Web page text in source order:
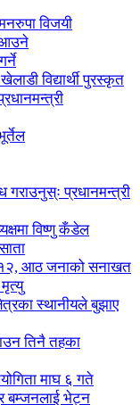
विजयी
आउने
विद्यार्थी पुरस्कृत
गराउनुस्ः प्रधानमन्त्री
विष्णु कँडेल
१२, आठ जनाको सनाखत
स्थानीयले बुझाए
तिनै तहका
माघ ६ गते
बम्जनलाई भेट्न